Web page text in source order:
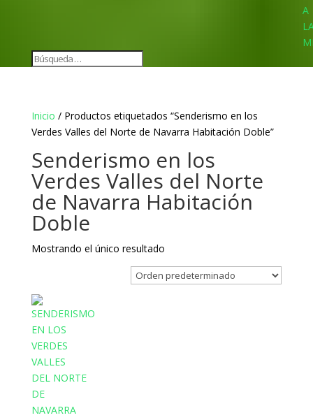
A
Inicio / Productos etiquetados “Senderismo en los
Verdes Valles del Norte de Navarra Habitación Doble”
Senderismo en los
Verdes Valles del Norte
de Navarra Habitación
Doble
Mostrando el único resultado